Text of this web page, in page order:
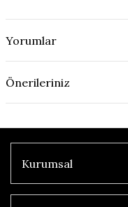
Yorumlar
Önerileriniz
Kurumsal